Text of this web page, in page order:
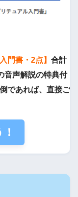
門書・2点】 合計
音声解説の特典付
であれば、直接ご